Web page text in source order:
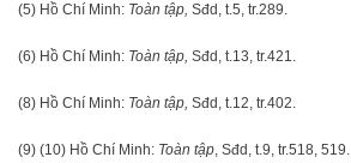
(5) Hồ Chí Minh: Toàn tập, Sđd, t.5, tr.289.
(6) Hồ Chí Minh: Toàn tập, Sđd, t.13, tr.421.
(8) Hồ Chí Minh: Toàn tập, Sđd, t.12, tr.402.
(9) (10) Hồ Chí Minh: Toàn tập, Sđd, t.9, tr.518, 519.